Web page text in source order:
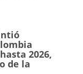
2026,
de la